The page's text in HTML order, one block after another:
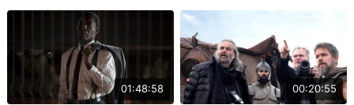
00:20:55
01:48:58